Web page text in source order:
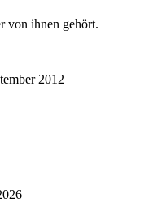
von ihnen gehört.
2012